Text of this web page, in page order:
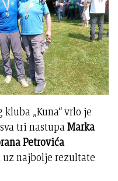
„Kuna“ vrlo je
tri nastupaMarka
Petrovića
najbolje rezultate